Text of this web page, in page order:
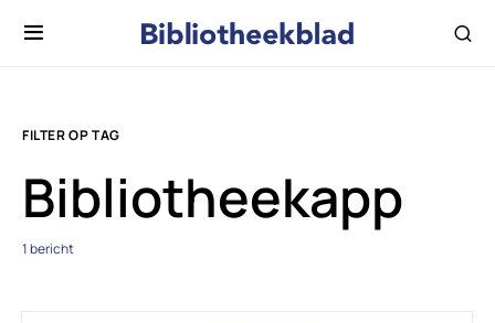
FILTER OP TAG
Bibliotheekapp
1 bericht